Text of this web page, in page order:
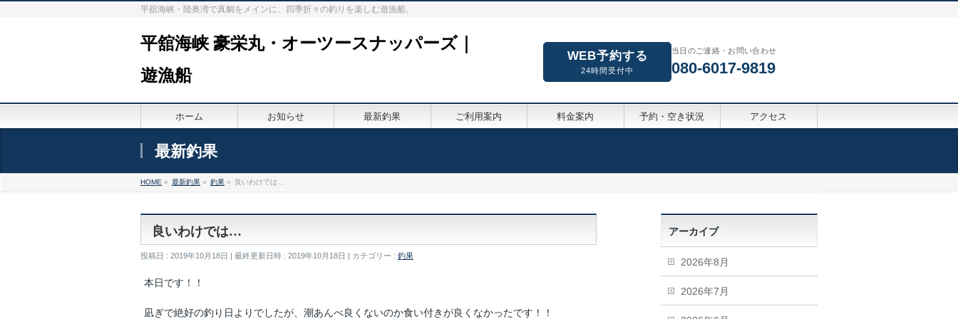
平舘海峡・陸奥湾で真鯛をメインに、四季折々の釣りを楽しむ遊漁船。
平舘海峡 豪栄丸・オーツースナッパーズ｜
遊漁船
WEB予約する
24時間受付中
当日のご連絡・お問い合わせ
080-6017-9819
ホーム お知らせ 最新釣果 ご利用案内 料金案内 予約・空き状況 アクセス
最新釣果
HOME » 最新釣果 » 釣果 » 良いわけでは…
良いわけでは…
投稿日 : 2019年10月18日 最終更新日時 : 2019年10月18日 カテゴリー : 釣果
本日です！！
凪ぎで絶好の釣り日よりでしたが、潮あんべ良くないのか食い付きが良くなかったです！！
アーカイブ
2026年8月
2026年7月